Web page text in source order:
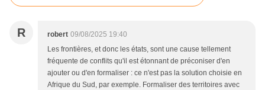
R robert 09/08/2025 19:40
Les frontières, et donc les états, sont une cause tellement
fréquente de conflits qu'il est étonnant de préconiser d'en
ajouter ou d'en formaliser : ce n'est pas la solution choisie en
Afrique du Sud, par exemple. Formaliser des territoires avec